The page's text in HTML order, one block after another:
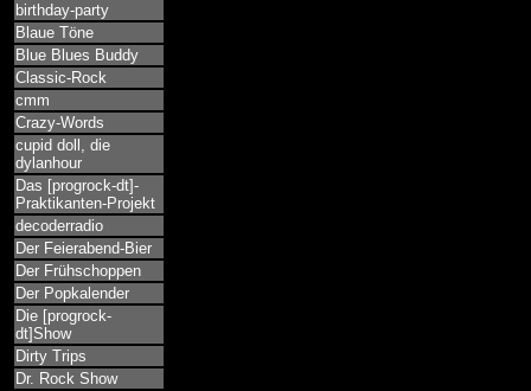
birthday-party
Blaue Töne
Blue Blues Buddy
Classic-Rock
cmm
Crazy-Words
cupid doll, die
dylanhour
Das [progrock-dt]-
Praktikanten-Projekt
decoderradio
Der Feierabend-Bier
Der Frühschoppen
Der Popkalender
Die [progrock-
dt]Show
Dirty Trips
Dr. Rock Show